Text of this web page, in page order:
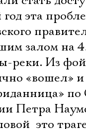
эта
залом на
реки. Из
«вошел» и
по
Петра
 это